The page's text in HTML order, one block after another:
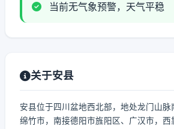
当前无气象预警，天气平稳
关于安县
安县位于四川盆地西北部，地处龙门山脉
绵竹市，南接德阳市旌阳区、广汉市，西